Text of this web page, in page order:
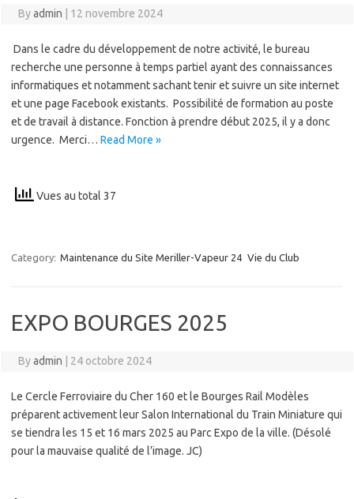
Byadmin 12 novembre 2024
Dans le cadre du développement de notre activité, le bureau
recherche une personne à temps partiel ayant des connaissances
informatiques et notamment sachant tenir et suivre un site internet
et une page Facebook existants. Possibilité de formation au poste
et de travail à distance. Fonction à prendre début 2025, il y a donc
urgence. Merci… Read More »
Vues au total 37
Category: Maintenance du Site Meriller-Vapeur 24 Vie du Club
EXPO BOURGES 2025
Byadmin 24 octobre 2024
Le Cercle Ferroviaire du Cher 160 et le Bourges Rail Modèles
préparent activement leur Salon International du Train Miniature qui
se tiendra les 15 et 16 mars 2025 au Parc Expo de la ville. (Désolé
pour la mauvaise qualité de l’image. JC)